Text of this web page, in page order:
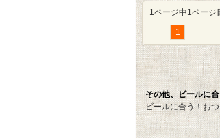
1ページ中1ページ
1
その他、ビールに
ビールに合う！お